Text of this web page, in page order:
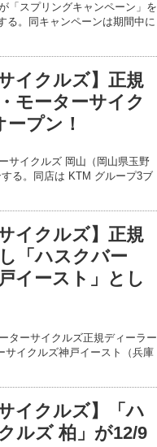
「スプリングキャンペーン」を
る。同キャンペーンは期間中に
イクルズ】正規
モーターサイク
プン！
サイクルズ 岡山（岡山県玉野
る。同店は KTM グループ3ブ
イクルズ】正規
「ハスクバー
イースト」とし
ターサイクルズ正規ディーラー
サイクルズ神戸イースト（兵庫
イクルズ】「ハ
ルズ 柏」が12/9